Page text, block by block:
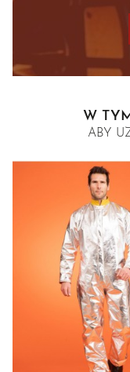
W
ABY